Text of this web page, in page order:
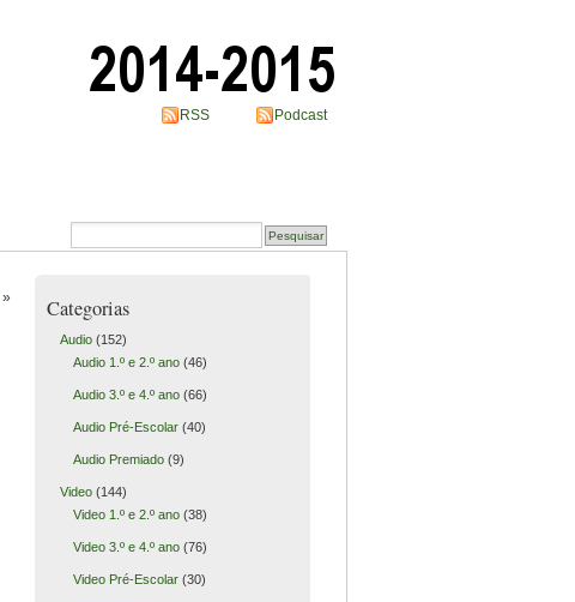
RSS Podcast
» Categorias
Audio(152)
Audio 1.º e 2.º ano(46)
Audio 3.º e 4.º ano(66)
Audio Pré-Escolar(40)
Audio Premiado(9)
Video(144)
Video 1.º e 2.º ano(38)
Video 3.º e 4.º ano(76)
Video Pré-Escolar(30)